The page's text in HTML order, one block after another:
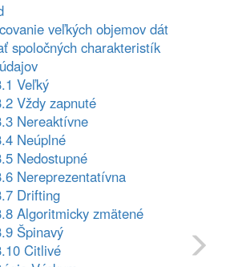
veľkých objemov dát
spoločných charakteristík
Veľký
Vždy zapnuté
Nereaktívne
Neúplné
Nedostupné
Nereprezentatívna
Drifting
Algoritmicky zmätené
Špinavý
Citlivé